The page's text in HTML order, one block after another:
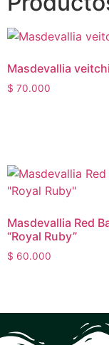
Masdevallia
$ 70.000
Masdevallia Red
“Royal Ruby”
$ 60.000